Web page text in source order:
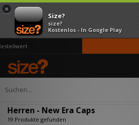
×
Size?
size?
Kostenlos - In Google Play
Home Herren
Herren - New Era Caps
19 Produkte gefunden